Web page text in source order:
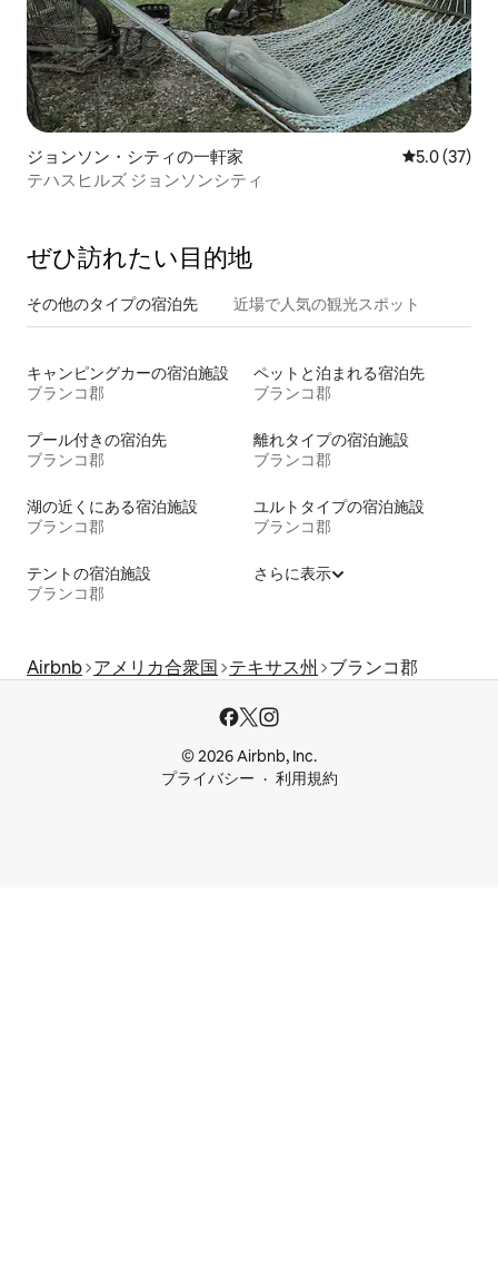
ジョンソン・シティの一軒家 レビュー37
5.0 (37)
テハスヒルズ ジョンソンシティ
ぜひ訪⁠れ⁠た⁠い目⁠的⁠地
その他のタ⁠イ⁠プ⁠の宿⁠泊⁠先 近場で人気の観光スポット
キャンピングカーの宿泊施設
ブランコ郡
ペットと泊まれる宿泊先
ブランコ郡
プール付きの宿泊先
ブランコ郡
離れタイプの宿泊施設
ブランコ郡
湖の近くにある宿泊施設
ブランコ郡
ユルトタイプの宿泊施設
ブランコ郡
テントの宿泊施設
ブランコ郡
さらに表示
Airbnb アメリカ合衆国 テキサス州 ブランコ郡
© 2026 Airbnb, Inc.
プライバシー
利用規約